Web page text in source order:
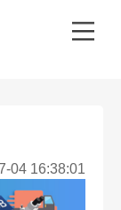
04 16:38:01